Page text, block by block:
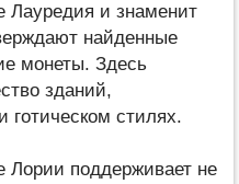
Лауредия и знаменит
найденные
монеты. Здесь
зданий,
готическом стилях.
поддерживает не